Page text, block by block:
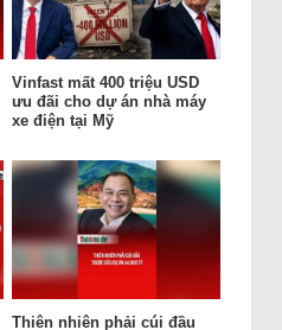
Vinfast mất 400 triệu USD
ưu đãi cho dự án nhà máy
xe điện tại Mỹ
Thiên nhiên phải cúi đầu